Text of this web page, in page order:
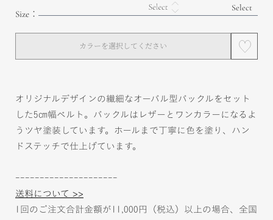
Size：
カラーを選択してください
オリジナルデザインの繊細なオーバル型バックルをセット
した5㎝幅ベルト。バックルはレザーとワンカラーになるよ
うツヤ塗装しています。ホールまで丁寧に色を塗り、ハン
ドステッチで仕上げています。
---------------------
送料について >>
1回のご注文合計金額が11,000円（税込）以上の場合、全国